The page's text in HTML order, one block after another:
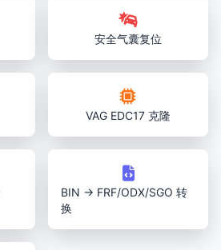
安全气囊复位
VAG EDC17 克隆
BIN → FRF/ODX/SGO 转
换